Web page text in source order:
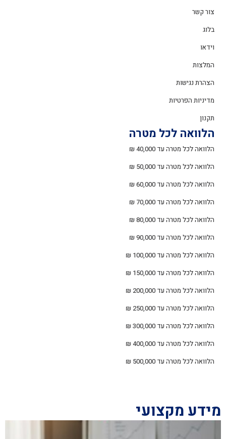
צור קשר
בלוג
וידאו
המלצות
הצהרת נגישות
מדיניות הפרטיות
תקנון
הלוואה לכל מטרה
הלוואה לכל מטרה עד 40,000 ₪
הלוואה לכל מטרה עד 50,000 ₪
הלוואה לכל מטרה עד 60,000 ₪
הלוואה לכל מטרה עד 70,000 ₪
הלוואה לכל מטרה עד 80,000 ₪
הלוואה לכל מטרה עד 90,000 ₪
הלוואה לכל מטרה עד 100,000 ₪
הלוואה לכל מטרה עד 150,000 ₪
הלוואה לכל מטרה עד 200,000 ₪
הלוואה לכל מטרה עד 250,000 ₪
הלוואה לכל מטרה עד 300,000 ₪
הלוואה לכל מטרה עד 400,000 ₪
הלוואה לכל מטרה עד 500,000 ₪
מידע מקצועי